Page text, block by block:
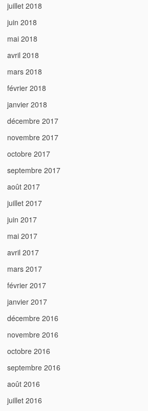
juillet 2018
juin 2018
mai 2018
avril 2018
mars 2018
février 2018
janvier 2018
décembre 2017
novembre 2017
octobre 2017
septembre 2017
août 2017
juillet 2017
juin 2017
mai 2017
avril 2017
mars 2017
février 2017
janvier 2017
décembre 2016
novembre 2016
octobre 2016
septembre 2016
août 2016
juillet 2016